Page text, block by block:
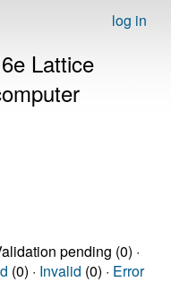
log in
Lattice
pending (0) ·
(0) · Invalid (0) · Error